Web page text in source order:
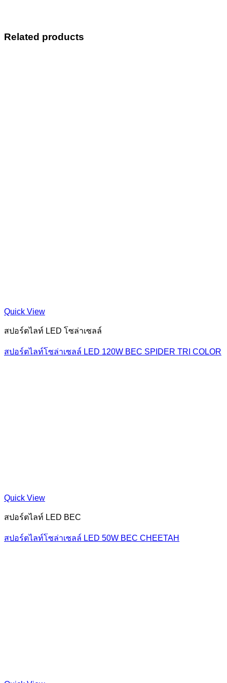
Related products
Quick View
สปอร์ตไลท์ LED โซล่าเซลล์
สปอร์ตไลท์โซล่าเซลล์ LED 120W BEC SPIDER TRI COLOR
Quick View
สปอร์ตไลท์ LED BEC
สปอร์ตไลท์โซล่าเซลล์ LED 50W BEC CHEETAH